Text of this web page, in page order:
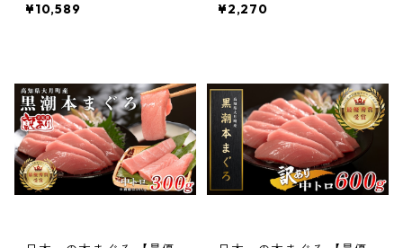
0〜12人前
¥10,589
1〜2人前
¥2,270